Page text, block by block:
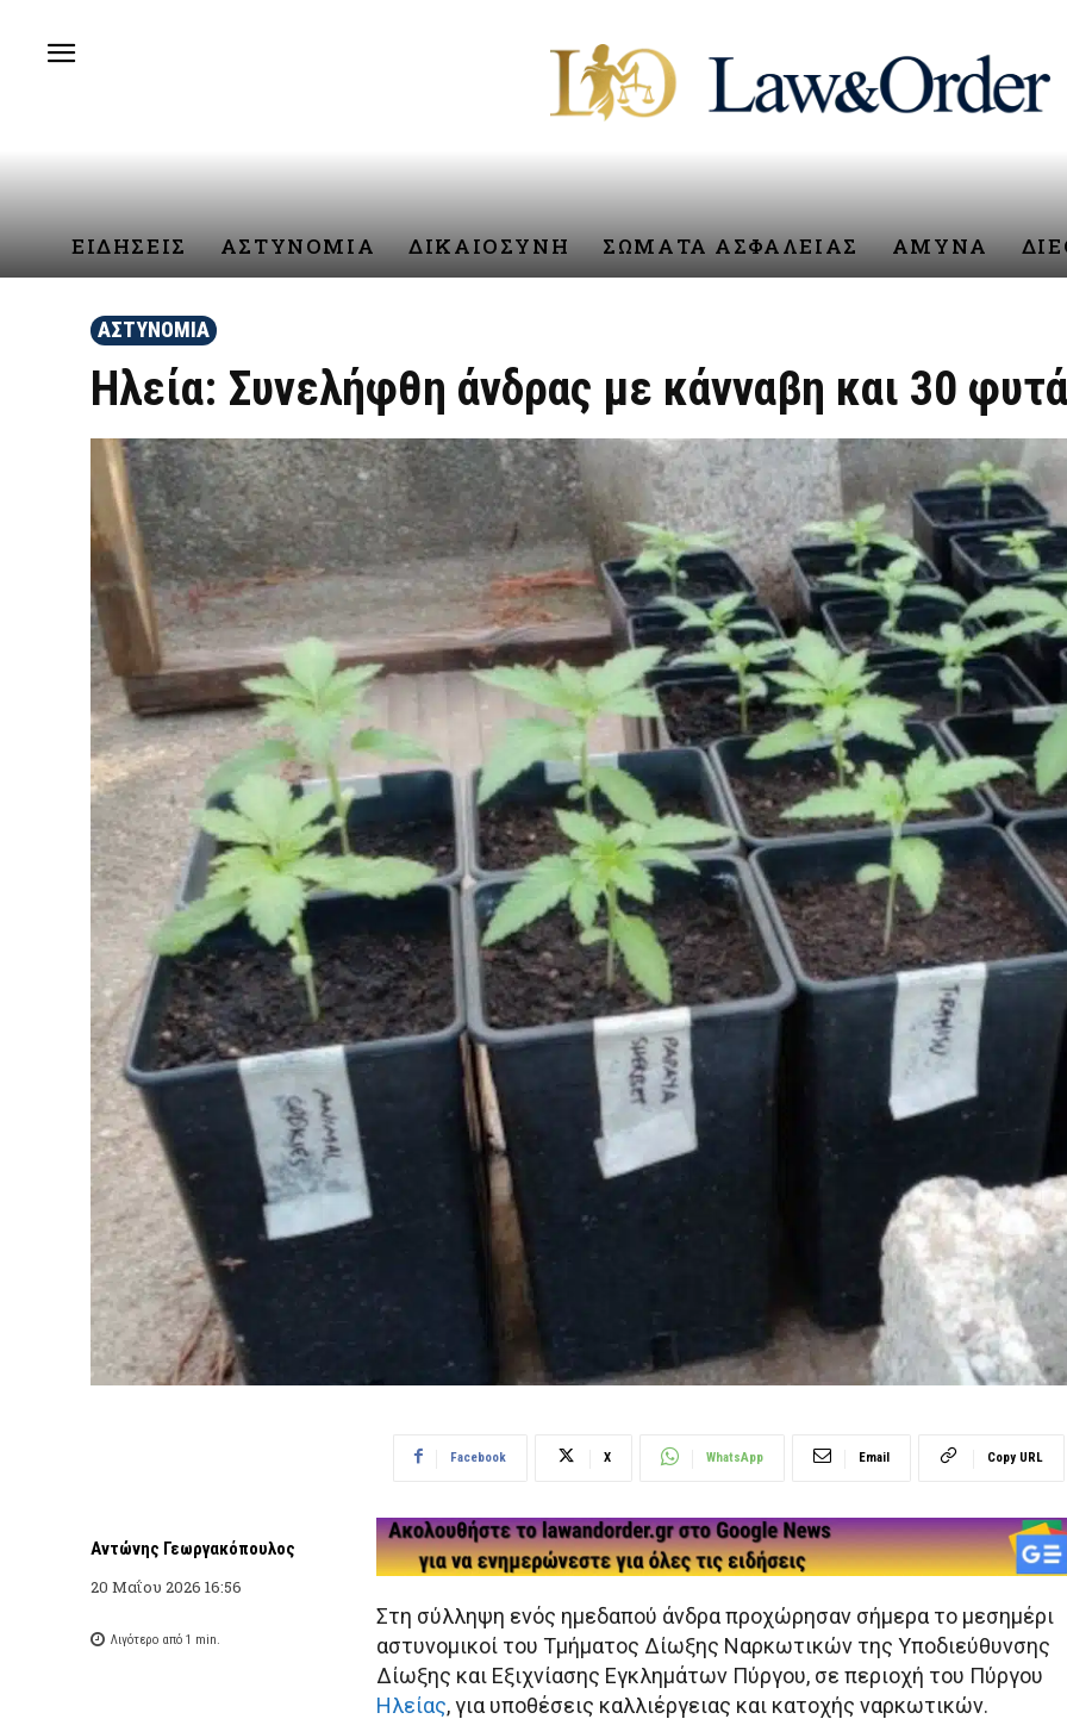
ΕΙΔΗΣΕΙΣ ΑΣΤΥΝΟΜΙΑ ΔΙΚΑΙΟΣΥΝΗ ΣΩΜΑΤΑ ΑΣΦΑΛΕΙΑΣ ΑΜΥΝΑ
ΑΣΤΥΝΟΜΙΑ
Ηλεία: Συνελήφθη άνδρας με κάνναβη και 30
Αντώνης Γεωργακόπουλος
20 Μαΐου 2026 16:56
Λιγότερο από 1 min.
Facebook X WhatsApp Email Copy URL
Στη σύλληψη ενός ημεδαπού άνδρα προχώρησαν σήμερα το μεσημέρι
αστυνομικοί του Τμήματος Δίωξης Ναρκωτικών της Υποδιεύθυνσης
Δίωξης και Εξιχνίασης Εγκλημάτων Πύργου, σε περιοχή του Πύργου
Ηλείας, για υποθέσεις καλλιέργειας και κατοχής ναρκωτικών.